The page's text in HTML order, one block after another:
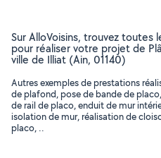
Sur AlloVoisins, trouvez toutes
pour réaliser votre projet de
ville de Illiat (Ain, 01140)
Autres exemples de prestations
de plafond, pose de bande de
de rail de placo, enduit de mur
isolation de mur, réalisation de
placo, ..